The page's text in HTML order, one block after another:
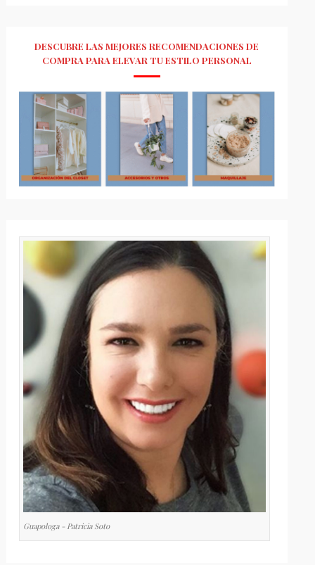
DESCUBRE LAS MEJORES RECOMENDACIONES DE
COMPRA PARA ELEVAR TU ESTILO PERSONAL
Guapologa - Patricia Soto